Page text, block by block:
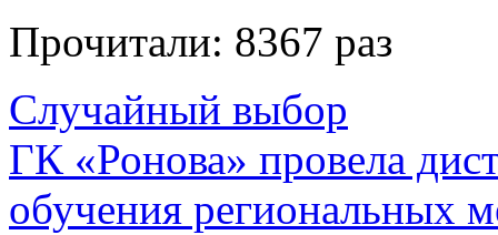
Прочитали: 8367 раз
Случайный выбор
ГК «Ронова» провела
обучения региональных